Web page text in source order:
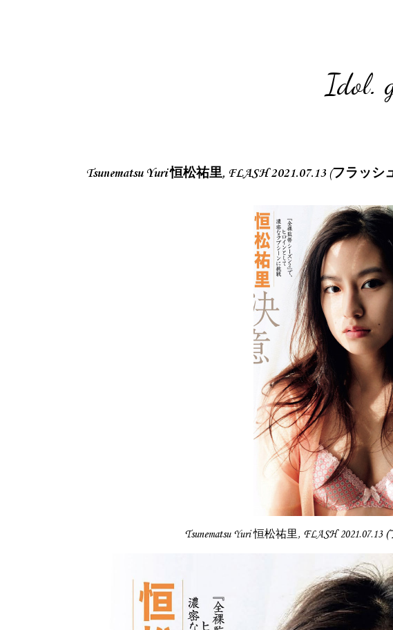
Idol.
Tsunematsu Yuri 恒松祐里, FLASH 2021.07.13 (フラッシ
Tsunematsu Yuri 恒松祐里, FLASH